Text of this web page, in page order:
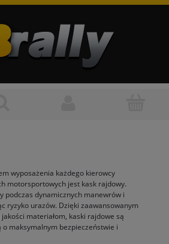
wyposażenia każdego kierowcy
motorsportowych jest kask rajdowy.
podczas dynamicznych manewrów i
ryzyko urazów. Dzięki zaawansowanym
materiałom, kaski rajdowe są
maksymalnym bezpieczeństwie i